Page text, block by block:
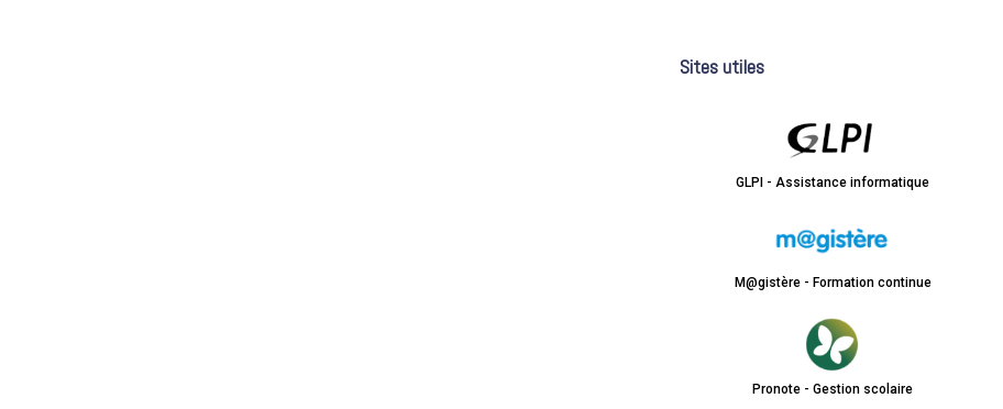
Sites utiles
GLPI - Assistance informatique
M@gistère - Formation continue
Pronote - Gestion scolaire